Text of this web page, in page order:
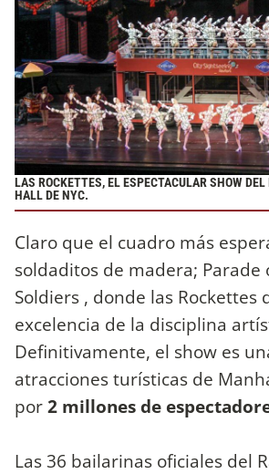
LAS ROCKETTES, EL ESPECTACULAR SHOW
HALL DE NYC.
Claro que el cuadro más
soldaditos de madera; Parade
Soldiers , donde las Rockettes
excelencia de la disciplina
Definitivamente, el show es
atracciones turísticas de
por2 millones de
Las 36 bailarinas oficiales del